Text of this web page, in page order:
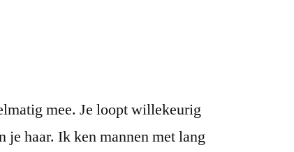
mee. Je loopt willekeurig
je haar. Ik ken mannen met lang